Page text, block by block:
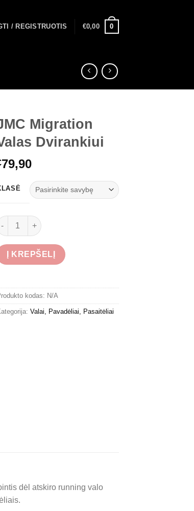
/ REGISTRUOTIS €0,00 0
Migration
Dvirankiui
79,90
kiekis: JMC Migration Valas Dvirankiui
Į KREPŠELĮ
kodas: N/A
Valai, Pavadėliai, Pasaitėliai
dėl atskiro running valo